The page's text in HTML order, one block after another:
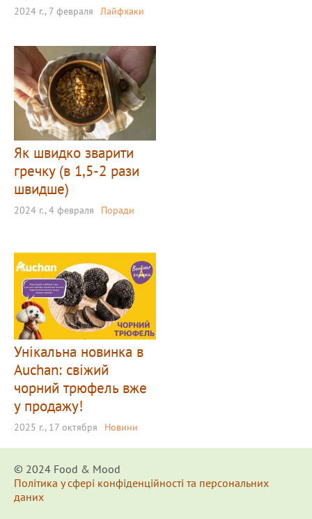
2024 г., 7 февраля Лайфхаки
Як швидко зварити
гречку (в 1,5-2 рази
швидше)
2024 г., 4 февраля Поради
Унікальна новинка в
Auchan: свіжий
чорний трюфель вже
у продажу!
2025 г., 17 октября Новини
© 2024 Food & Мood
Політика у сфері конфіденційності та персональних
даних